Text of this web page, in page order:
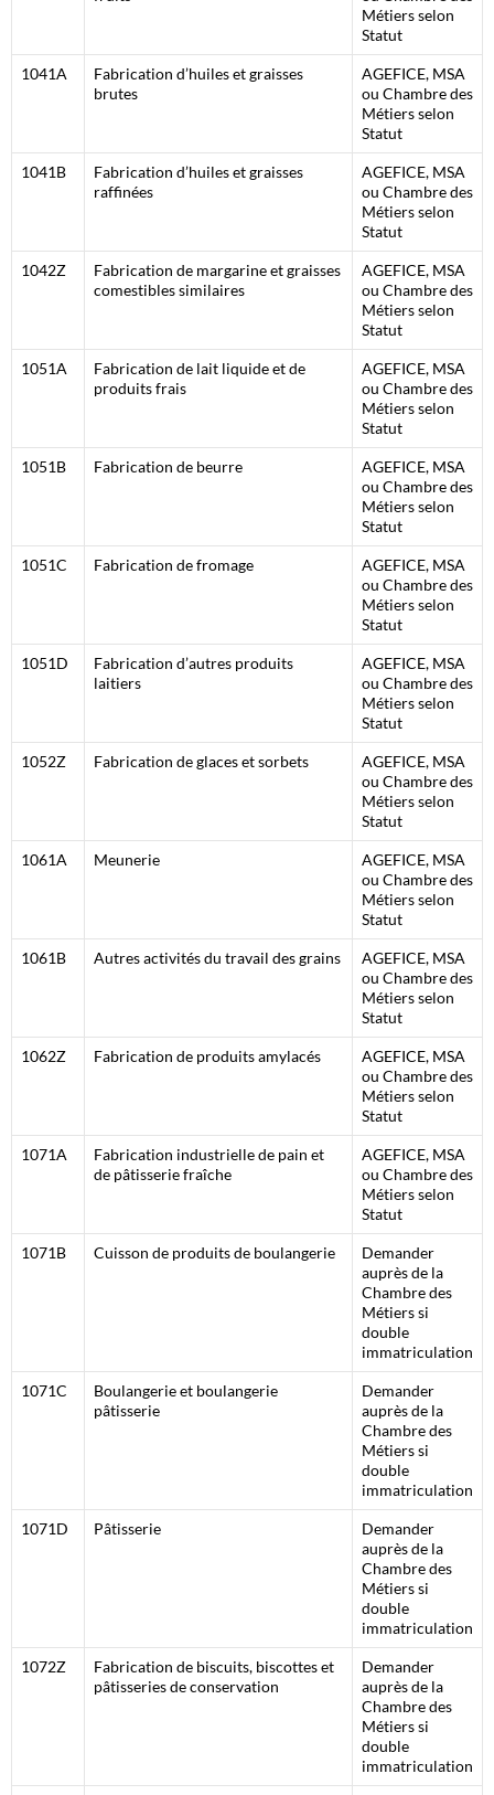
Métiers selon
Statut
1041A
Fabrication d’huiles et graisses
brutes
AGEFICE, MSA
ou Chambre des
Métiers selon
Statut
1041B
Fabrication d’huiles et graisses
raffinées
AGEFICE, MSA
ou Chambre des
Métiers selon
Statut
1042Z
Fabrication de margarine et graisses
comestibles similaires
AGEFICE, MSA
ou Chambre des
Métiers selon
Statut
1051A
Fabrication de lait liquide et de
produits frais
AGEFICE, MSA
ou Chambre des
Métiers selon
Statut
1051B Fabrication de beurre
AGEFICE, MSA
ou Chambre des
Métiers selon
Statut
1051C Fabrication de fromage
AGEFICE, MSA
ou Chambre des
Métiers selon
Statut
1051D
Fabrication d’autres produits
laitiers
AGEFICE, MSA
ou Chambre des
Métiers selon
Statut
1052Z Fabrication de glaces et sorbets
AGEFICE, MSA
ou Chambre des
Métiers selon
Statut
1061A Meunerie
AGEFICE, MSA
ou Chambre des
Métiers selon
Statut
1061B Autres activités du travail des grains
AGEFICE, MSA
ou Chambre des
Métiers selon
Statut
1062Z Fabrication de produits amylacés
AGEFICE, MSA
ou Chambre des
Métiers selon
Statut
1071A
Fabrication industrielle de pain et
de pâtisserie fraîche
AGEFICE, MSA
ou Chambre des
Métiers selon
Statut
1071B Cuisson de produits de boulangerie
Demander
auprès de la
Chambre des
Métiers si
double
immatriculation
1071C
Boulangerie et boulangerie
pâtisserie
Demander
auprès de la
Chambre des
Métiers si
double
immatriculation
1071D Pâtisserie
Demander
auprès de la
Chambre des
Métiers si
double
immatriculation
1072Z
Fabrication de biscuits, biscottes et
pâtisseries de conservation
Demander
auprès de la
Chambre des
Métiers si
double
immatriculation